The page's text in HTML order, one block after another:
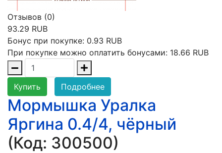
Отзывов (0)
93.29 RUB
Бонус при покупке: 0.93 RUB
При покупке можно оплатить бонусами: 18.66 RUB
Купить Подробнее
Мормышка Уралка
Яргина 0.4/4, чёрный
(Код: 300500)